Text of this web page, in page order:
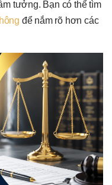
tưởng. Bạn có thể tìm
để nắm rõ hơn các